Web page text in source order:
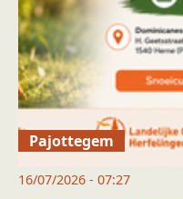
Pajottegem
16/07/2026 - 07:27